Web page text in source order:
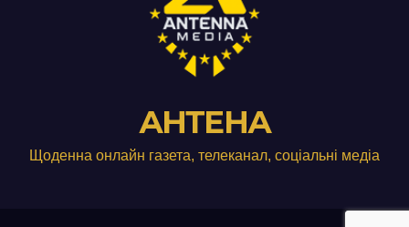
АНТЕНА
Щоденна онлайн газета, телеканал, соціальні медіа